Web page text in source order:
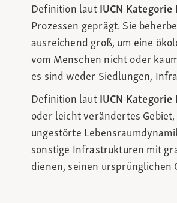
Definition lautIUCN Kategorie
Prozessen geprägt. Sie
ausreichend groß, um eine
vom Menschen nicht oder
es sind weder Siedlungen,
Definition laut IUCN Kategorie
oder leicht verändertes
ungestörte
sonstige Infrastrukturen mit
dienen, seinen ursprünglichen